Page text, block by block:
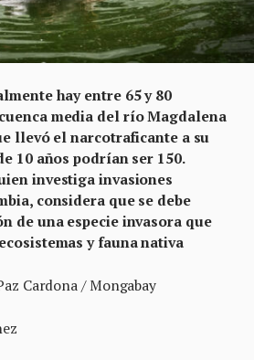
hay entre 65 y 80
media del río Magdalena
llevó el narcotraficante a su
10 años podrían ser 150.
investiga invasiones
considera que se debe
de una especie invasora que
y fauna nativa
Cardona / Mongabay